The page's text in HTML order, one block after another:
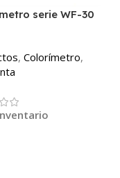
serie WF-30
, Colorímetro,